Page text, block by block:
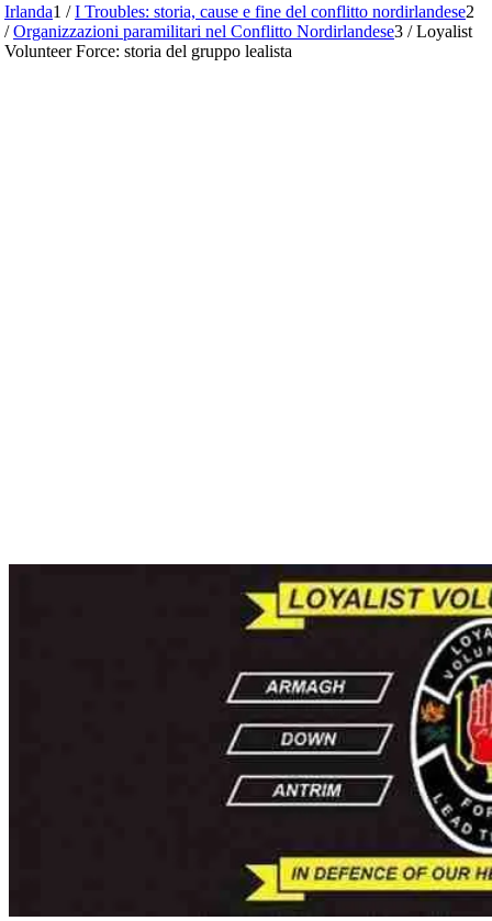
Irlanda1 / I Troubles: storia, cause e fine del conflitto nordirlandese2
/ Organizzazioni paramilitari nel Conflitto Nordirlandese3 / Loyalist
Volunteer Force: storia del gruppo lealista